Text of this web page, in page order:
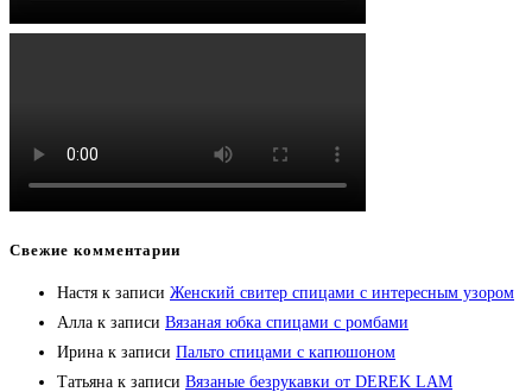
Свежие комментарии
Настя к записи Женский свитер спицами с интересным узором
Алла к записи Вязаная юбка спицами с ромбами
Ирина к записи Пальто спицами с капюшоном
Татьяна к записи Вязаные безрукавки от DEREK LAM